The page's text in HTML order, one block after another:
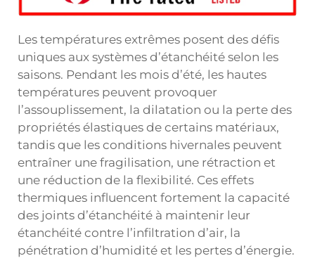
Les températures extrêmes posent des défis
uniques aux systèmes d’étanchéité selon les
saisons. Pendant les mois d’été, les hautes
températures peuvent provoquer
l’assouplissement, la dilatation ou la perte des
propriétés élastiques de certains matériaux,
tandis que les conditions hivernales peuvent
entraîner une fragilisation, une rétraction et
une réduction de la flexibilité. Ces effets
thermiques influencent fortement la capacité
des joints d’étanchéité à maintenir leur
étanchéité contre l’infiltration d’air, la
pénétration d’humidité et les pertes d’énergie.